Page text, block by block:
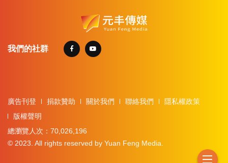
我們的社群
廣告刊登 捐款贊助 關於我們 聯絡我們
隱私權政策
版權聲明
總瀏覽人次：70,026,196
© 2023. All rights reserved by Yuan Feng Media.